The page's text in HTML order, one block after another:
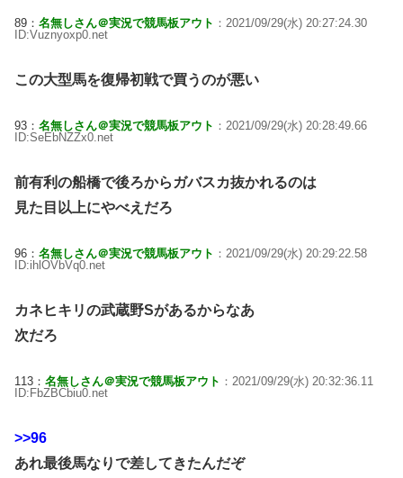
89： 名無しさん＠実況で競馬板アウト ：2021/09/29(水) 20:27:24.30
ID:Vuznyoxp0.net
この大型馬を復帰初戦で買うのが悪い
93： 名無しさん＠実況で競馬板アウト ：2021/09/29(水) 20:28:49.66
ID:SeEbNZZx0.net
前有利の船橋で後ろからガバスカ抜かれるのは
見た目以上にやべえだろ
96： 名無しさん＠実況で競馬板アウト ：2021/09/29(水) 20:29:22.58
ID:ihlOVbVq0.net
カネヒキリの武蔵野Sがあるからなあ
次だろ
113： 名無しさん＠実況で競馬板アウト ：2021/09/29(水) 20:32:36.11
ID:FbZBCbiu0.net
>>96
あれ最後馬なりで差してきたんだぞ